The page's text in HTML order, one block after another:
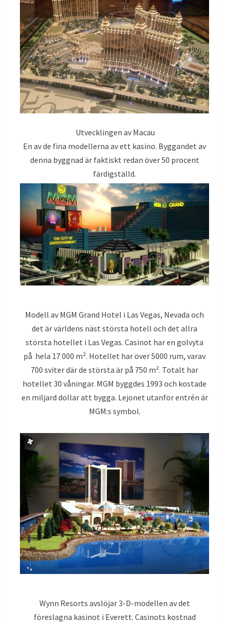
Utvecklingen av Macau
En av de fina modellerna av ett kasino. Byggandet av
denna byggnad är faktiskt redan över 50 procent
färdigställd.
Modell av MGM Grand Hotel i Las Vegas, Nevada och
det är världens näst största hotell och det allra
största hotellet i Las Vegas. Casinot har en golvyta
på hela 17 000 m². Hotellet har över 5000 rum, varav
700 sviter där de största är på 750 m². Totalt har
hotellet 30 våningar. MGM byggdes 1993 och kostade
en miljard dollar att bygga. Lejonet utanför entrén är
MGM:s symbol.
Wynn Resorts avslöjar 3-D-modellen av det
föreslagna kasinot i Everett. Casinots kostnad